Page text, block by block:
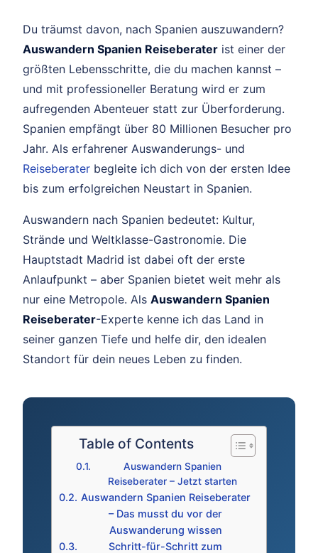
Du träumst davon, nach Spanien auszuwandern?
Auswandern Spanien Reiseberater ist einer der
größten Lebensschritte, die du machen kannst –
und mit professioneller Beratung wird er zum
aufregenden Abenteuer statt zur Überforderung.
Spanien empfängt über 80 Millionen Besucher pro
Jahr. Als erfahrener Auswanderungs- und
Reiseberater begleite ich dich von der ersten Idee
bis zum erfolgreichen Neustart in Spanien.
Auswandern nach Spanien bedeutet: Kultur,
Strände und Weltklasse-Gastronomie. Die
Hauptstadt Madrid ist dabei oft der erste
Anlaufpunkt – aber Spanien bietet weit mehr als
nur eine Metropole. Als Auswandern Spanien
Reiseberater-Experte kenne ich das Land in
seiner ganzen Tiefe und helfe dir, den idealen
Standort für dein neues Leben zu finden.
Table of Contents
Auswandern Spanien
Reiseberater – Jetzt starten
Auswandern Spanien Reiseberater
– Das musst du vor der
Auswanderung wissen
Schritt-für-Schritt zum